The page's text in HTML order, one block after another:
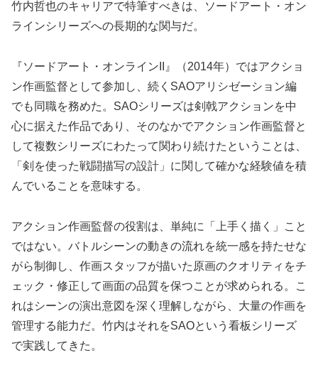
竹内哲也のキャリアで特筆すべきは、ソードアート・オン
ラインシリーズへの長期的な関与だ。
『ソードアート・オンラインII』（2014年）ではアクショ
ン作画監督として参加し、続くSAOアリシゼーション編
でも同職を務めた。SAOシリーズは剣戟アクションを中
心に据えた作品であり、そのなかでアクション作画監督と
して複数シリーズにわたって関わり続けたということは、
「剣を使った戦闘描写の設計」に関して確かな経験値を積
んでいることを意味する。
アクション作画監督の役割は、単純に「上手く描く」こと
ではない。バトルシーンの動きの流れを統一感を持たせな
がら制御し、作画スタッフが描いた原画のクオリティをチ
ェック・修正して画面の品質を保つことが求められる。こ
れはシーンの演出意図を深く理解しながら、大量の作画を
管理する能力だ。竹内はそれをSAOという看板シリーズ
で実践してきた。